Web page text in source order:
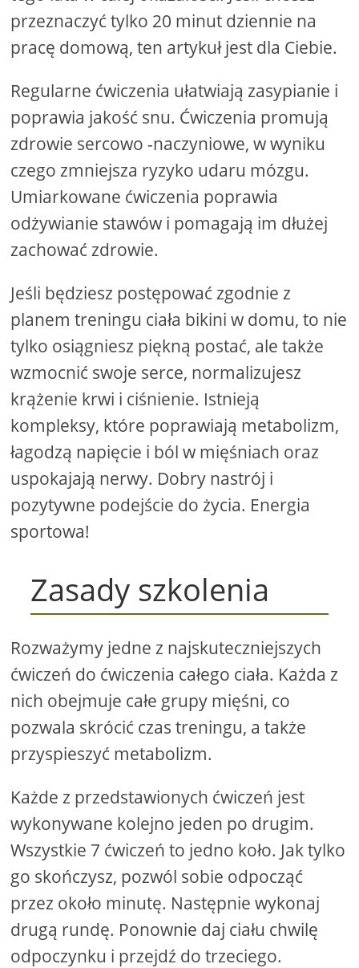
przeznaczyć tylko 20 minut dziennie na
pracę domową, ten artykuł jest dla Ciebie.
Regularne ćwiczenia ułatwiają zasypianie i
poprawia jakość snu. Ćwiczenia promują
zdrowie sercowo -naczyniowe, w wyniku
czego zmniejsza ryzyko udaru mózgu.
Umiarkowane ćwiczenia poprawia
odżywianie stawów i pomagają im dłużej
zachować zdrowie.
Jeśli będziesz postępować zgodnie z
planem treningu ciała bikini w domu, to nie
tylko osiągniesz piękną postać, ale także
wzmocnić swoje serce, normalizujesz
krążenie krwi i ciśnienie. Istnieją
kompleksy, które poprawiają metabolizm,
łagodzą napięcie i ból w mięśniach oraz
uspokajają nerwy. Dobry nastrój i
pozytywne podejście do życia. Energia
sportowa!
Zasady szkolenia
Rozważymy jedne z najskuteczniejszych
ćwiczeń do ćwiczenia całego ciała. Każda z
nich obejmuje całe grupy mięśni, co
pozwala skrócić czas treningu, a także
przyspieszyć metabolizm.
Każde z przedstawionych ćwiczeń jest
wykonywane kolejno jeden po drugim.
Wszystkie 7 ćwiczeń to jedno koło. Jak tylko
go skończysz, pozwól sobie odpocząć
przez około minutę. Następnie wykonaj
drugą rundę. Ponownie daj ciału chwilę
odpoczynku i przejdź do trzeciego.